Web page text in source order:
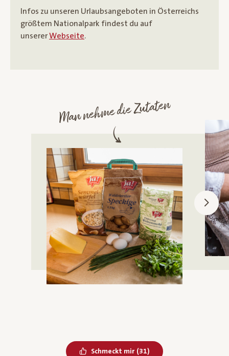
Infos zu unseren Urlaubsangeboten in Österreichs
größtem Nationalpark findest du auf
unsererWebseite.
Man nehme die Zutaten
Schmeckt mir Bereits geliked
(31)